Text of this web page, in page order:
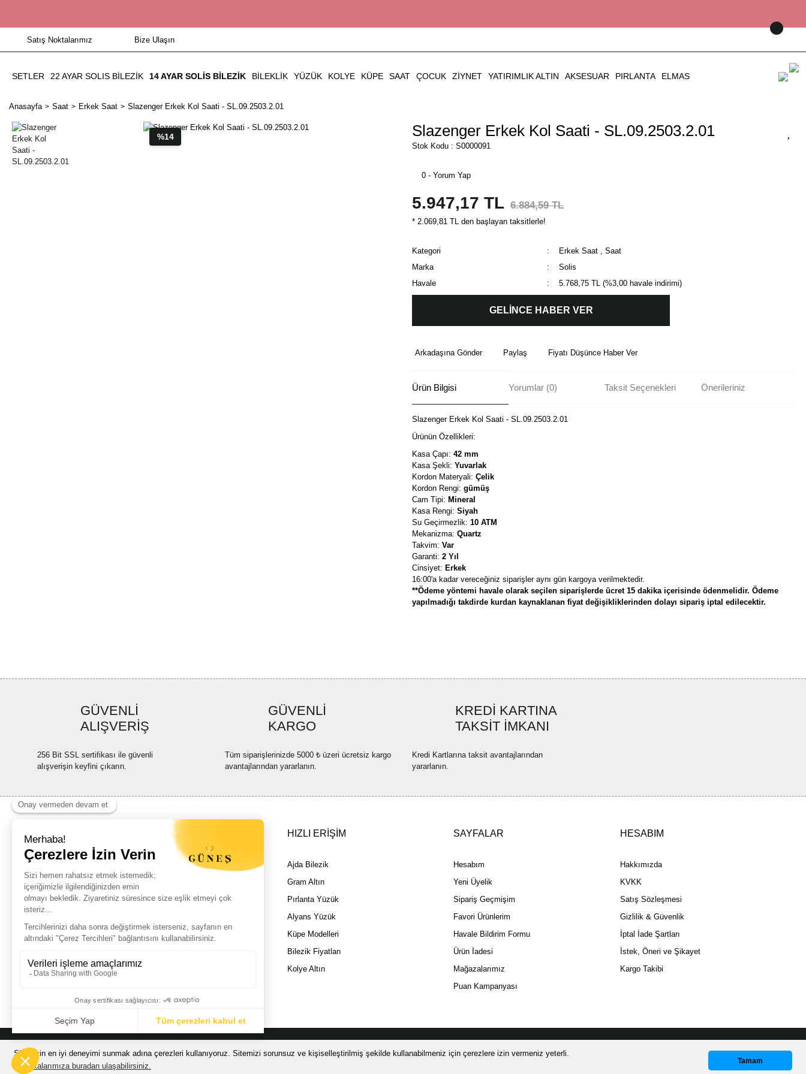
Sizin için en iyi deneyimi sunmak adına çerezleri kullanıyoruz. Sitemizi sorunsuz ve kişiselleştirilmiş şekilde kullanabilmeniz için çerezlere izin vermeniz yeterli.
Politikalarımıza buradan ulaşabilirsiniz.
Tamam
Whatsapp Destek
Satış Noktalarımız Bize Ulaşın
SETLER 22 AYAR SOLIS BİLEZİK 14 AYAR SOLIS BILEZIK BILEKLIK YÜZÜK KOLYE KÜPE SAAT ÇOCUK ZIYNET YATIRIMLIK ALTIN AKSESUAR PIRLANTA ELMAS
Anasayfa Saat Erkek Saat Slazenger Erkek Kol Saati - SL.09.2503.2.01
%14 Slazenger Erkek Kol Saati - SL.09.2503.2.01
Stok Kodu : S0000091
0 - Yorum Yap
5.947,17 TL 6.884,59 TL
* 2.069,81 TL den başlayan taksitlerle!
Kategori Erkek Saat , Saat
Marka
Solis
Havale
5.768,75 TL (%3,00 havale indirimi)
GELİNCE HABER VER
Arkadaşına Gönder Paylaş Fiyatı Düşünce Haber Ver
Ürün Bilgisi Yorumlar (0) Taksit Seçenekleri Önerileriniz
Slazenger Erkek Kol Saati - SL.09.2503.2.01
Ürünün Özellikleri:
Kasa Çapı: 42 mm
Kasa Şekli: Yuvarlak
Kordon Materyali: Çelik
Kordon Rengi: gümüş
Cam Tipi: Mineral
Kasa Rengi: Siyah
Su Geçirmezlik: 10 ATM
Mekanizma: Quartz
Takvim: Var
Garanti: 2 Yıl
Cinsiyet: Erkek
16:00'a kadar vereceğiniz siparişler aynı gün kargoya verilmektedir.
**Ödeme yöntemi havale olarak seçilen siparişlerde ücret 15 dakika içerisinde ödenmelidir. Ödeme
yapılmadığı takdirde kurdan kaynaklanan fiyat değişikliklerinden dolayı sipariş iptal edilecektir.
Ürün açıklamasında eksik bilgiler bulunuyor.
Ürün bilgilerinde hatalar bulunuyor.
Bu ürüne benzer farklı alternatifler olmalı.
GÜVENLİ
ALIŞVERİŞ
256 Bit SSL sertifikası ile güvenli
alışverişin keyfini çıkarın.
GÜVENLİ
KARGO
Tüm siparişlerinizde 5000 ₺ üzeri ücretsiz kargo
avantajlarından yararlanın.
KREDİ KARTINA
TAKSİT İMKANI
Kredi Kartlarına taksit avantajlarından
yararlanın.
HIZLI ERİŞİM
Ajda Bilezik
Gram Altın
Pırlanta Yüzük
Alyans Yüzük
Küpe Modelleri
Bilezik Fiyatları
Kolye Altın
SAYFALAR
Hesabım
Yeni Üyelik
Sipariş Geçmişim
Favori Ürünlerim
Havale Bildirim Formu
Ürün İadesi
Mağazalarımız
Puan Kampanyası
HESABIM
Hakkımızda
KVKK
Satış Sözleşmesi
Gizlilik & Güvenlik
İptal İade Şartları
İstek, Öneri ve Şikayet
Kargo Takibi